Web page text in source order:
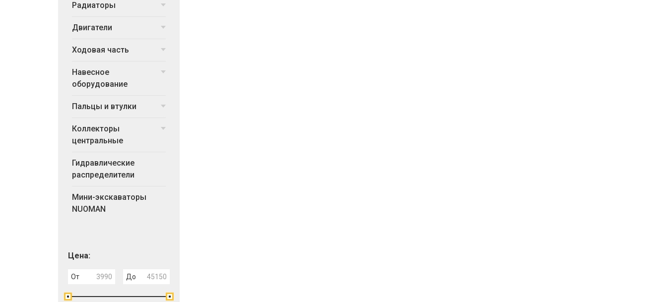
Радиаторы
Двигатели
Ходовая часть
Навесное
оборудование
Пальцы и втулки
Коллекторы
центральные
Гидравлические
распределители
Мини-экскаваторы
NUOMAN
Цена:
От До